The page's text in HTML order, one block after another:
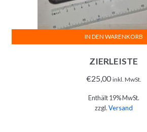
ZIERLEISTE
€25,00 inkl. MwSt.
Enthält 19% MwSt.
zzgl.Versand
IN DEN WARENKORB